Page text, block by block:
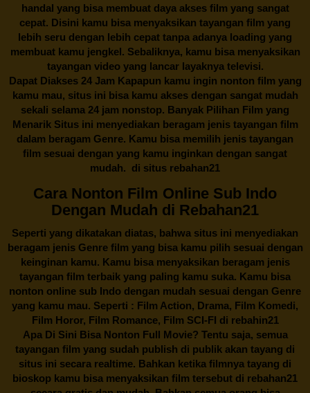
handal yang bisa membuat daya akses film yang sangat
cepat. Disini kamu bisa menyaksikan tayangan film yang
lebih seru dengan lebih cepat tanpa adanya loading yang
membuat kamu jengkel. Sebaliknya, kamu bisa menyaksikan
tayangan video yang lancar layaknya televisi.
Dapat Diakses 24 Jam Kapapun kamu ingin nonton film yang
kamu mau, situs ini bisa kamu akses dengan sangat mudah
sekali selama 24 jam nonstop. Banyak Pilihan Film yang
Menarik Situs ini menyediakan beragam jenis tayangan film
dalam beragam Genre. Kamu bisa memilih jenis tayangan
film sesuai dengan yang kamu inginkan dengan sangat
mudah. di situs rebahan21
Cara Nonton Film Online Sub Indo
Dengan Mudah di Rebahan21
Seperti yang dikatakan diatas, bahwa situs ini menyediakan
beragam jenis Genre film yang bisa kamu pilih sesuai dengan
keinginan kamu. Kamu bisa menyaksikan beragam jenis
tayangan film terbaik yang paling kamu suka. Kamu bisa
nonton online sub Indo dengan mudah sesuai dengan Genre
yang kamu mau. Seperti : Film Action, Drama, Film Komedi,
Film Horor, Film Romance, Film SCI-FI di rebahin21
Apa Di Sini Bisa Nonton Full Movie? Tentu saja, semua
tayangan film yang sudah publish di publik akan tayang di
situs ini secara realtime. Bahkan ketika filmnya tayang di
bioskop kamu bisa menyaksikan film tersebut di rebahan21